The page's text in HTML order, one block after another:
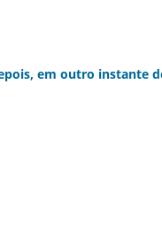
em outro instante